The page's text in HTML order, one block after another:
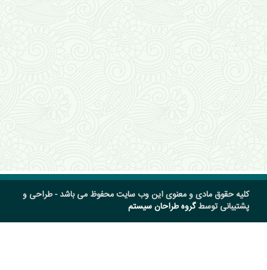
کلیه حقوق مادی و معنوی این وب سایت محفوظ می باشد - طراحی و
پشتیبانی توسطگروه طراحان سیستم